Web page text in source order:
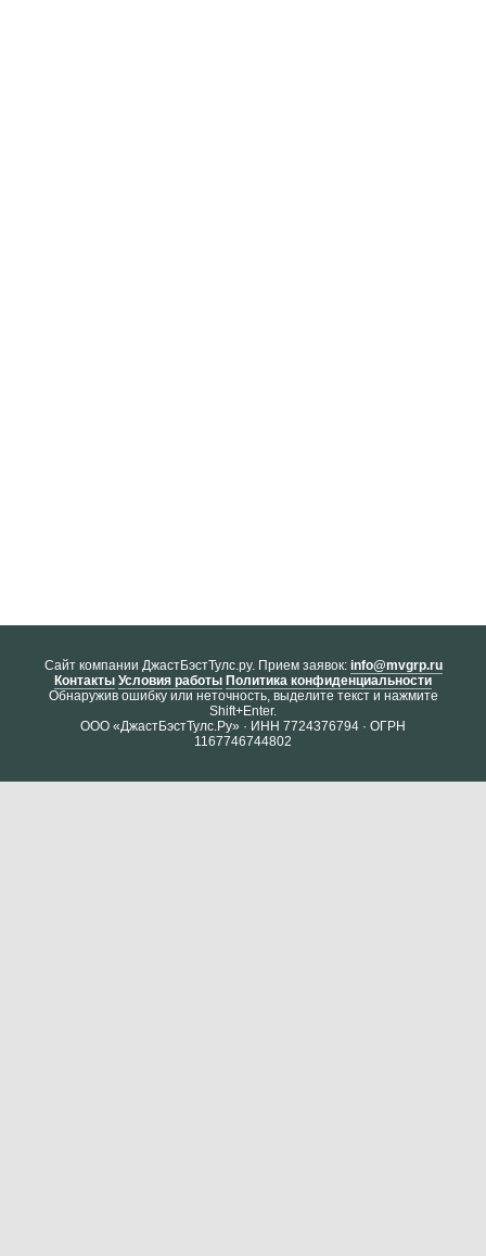
Cайт компании ДжастБэстТулс.ру. Прием заявок: info@mvgrp.ru
Контакты Условия работы Политика конфиденциальности
Обнаружив ошибку или неточность, выделите текст и нажмите
Shift+Enter.
ООО «ДжастБэстТулс.Ру» · ИНН 7724376794 · ОГРН
1167746744802